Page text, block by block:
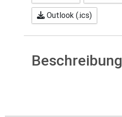
Outlook (.ics)
Beschreibung